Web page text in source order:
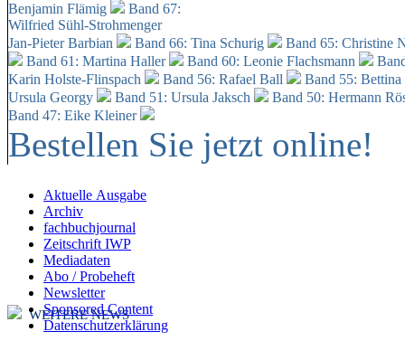
Benjamin Flämig
Band 67:
Wilfried Sühl-Strohmenger
Jan-Pieter Barbian
Band 66: Tina Schurig
Band 65: Christine
Band 61: Martina Haller
Band 60: Leonie Flachsmann
Karin Holste-Flinspach
Band 56: Rafael Ball
Band 55:
Ursula Georgy
Band 51: Ursula Jaksch Band 50: Hermann
Band 47: Eike Kleiner
Bestellen Sie jetzt online!
Aktuelle Ausgabe
Archiv
fachbuchjournal
Zeitschrift IWP
Mediadaten
Abo / Probeheft
Newsletter
Sponsored Content
Datenschutzerklärung
WEITERE NEWS